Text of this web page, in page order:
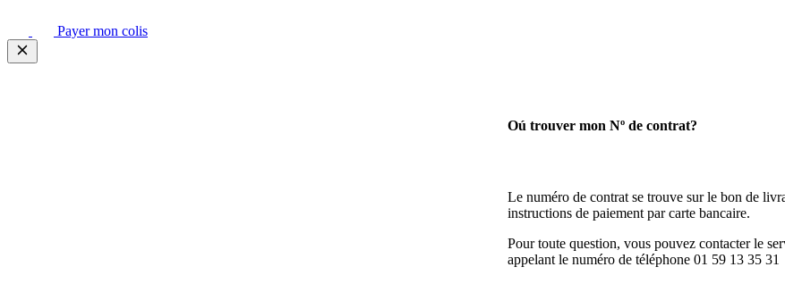
Payer mon colis
Oú trouver mon Nº de contrat?
Le numéro de contrat se trouve sur le bon de
instructions de paiement par carte bancaire.
Pour toute question, vous pouvez contacter le
appelant le numéro de téléphone 01 59 13 35 31